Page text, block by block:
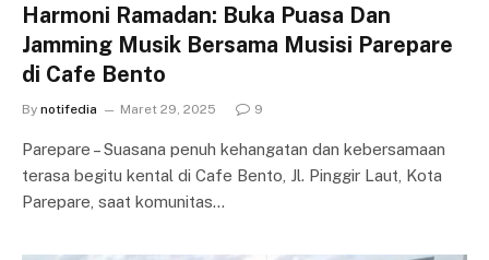
Harmoni Ramadan: Buka Puasa Dan
Jamming Musik Bersama Musisi Parepare
di Cafe Bento
By notifedia Maret 29, 2025 9
Parepare – Suasana penuh kehangatan dan kebersamaan
terasa begitu kental di Cafe Bento, Jl. Pinggir Laut, Kota
Parepare, saat komunitas…